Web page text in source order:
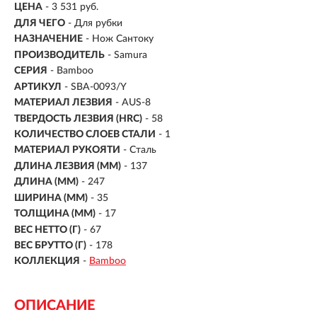
ЦЕНА - 3 531 руб.
ДЛЯ ЧЕГО - Для рубки
НАЗНАЧЕНИЕ - Нож Сантоку
ПРОИЗВОДИТЕЛЬ - Samura
СЕРИЯ - Bamboo
АРТИКУЛ - SBA-0093/Y
МАТЕРИАЛ ЛЕЗВИЯ - AUS-8
ТВЕРДОСТЬ ЛЕЗВИЯ (HRC) - 58
КОЛИЧЕСТВО СЛОЕВ СТАЛИ - 1
МАТЕРИАЛ РУКОЯТИ - Сталь
ДЛИНА ЛЕЗВИЯ (ММ) - 137
ДЛИНА (ММ) - 247
ШИРИНА (ММ) - 35
ТОЛЩИНА (ММ) - 17
ВЕС НЕТТО (Г) - 67
ВЕС БРУТТО (Г) - 178
КОЛЛЕКЦИЯ - Bamboo
ОПИСАНИЕ